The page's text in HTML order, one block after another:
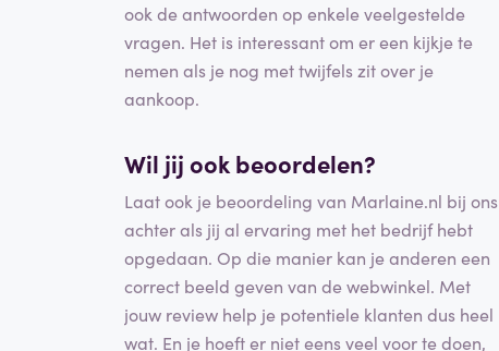
ook de antwoorden op enkele veelgestelde
vragen. Het is interessant om er een kijkje te
nemen als je nog met twijfels zit over je
aankoop.
Wil jij ook beoordelen?
Laat ook je beoordeling van Marlaine.nl bij ons
achter als jij al ervaring met het bedrijf hebt
opgedaan. Op die manier kan je anderen een
correct beeld geven van de webwinkel. Met
jouw review help je potentiele klanten dus heel
wat. En je hoeft er niet eens veel voor te doen,